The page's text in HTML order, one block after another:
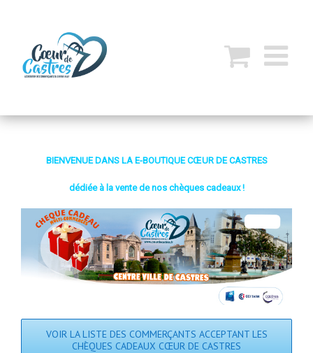
BIENVENUE DANS LA E-BOUTIQUE CŒUR DE CASTRES
dédiée à la vente de nos chèques cadeaux !
VOIR LA LISTE DES COMMERÇANTS ACCEPTANT LES
CHÈQUES CADEAUX CŒUR DE CASTRES